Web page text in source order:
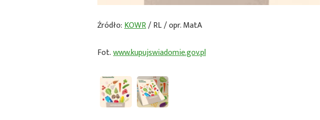
Źródło:KOWR/ RL / opr. MatA
Fot.www.kupujswiadomie.gov.pl